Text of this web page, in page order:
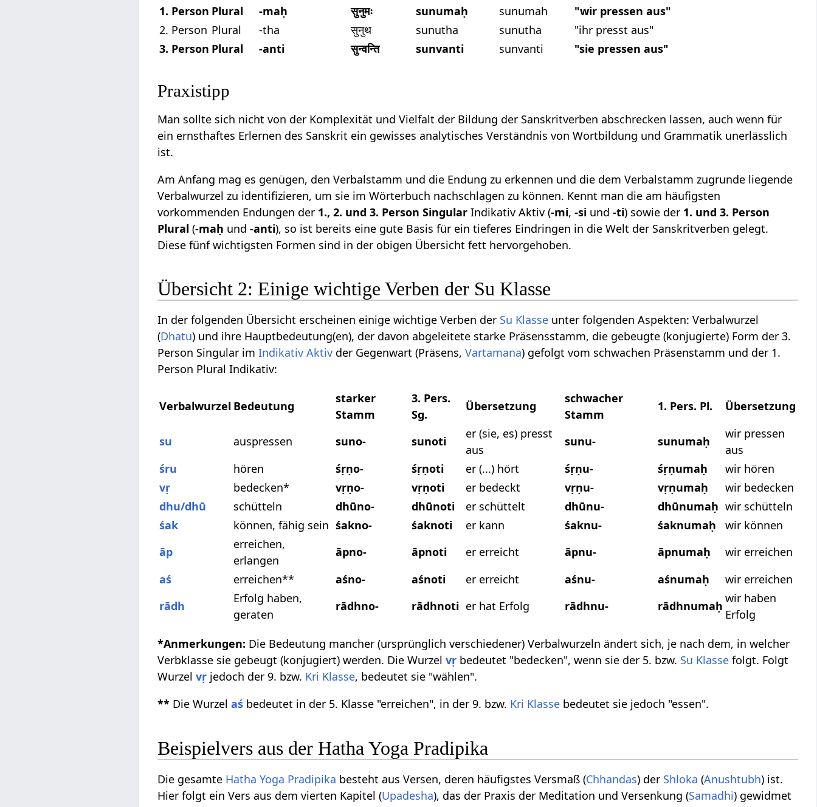
1. Person Plural -maḥ सुनुमः sunumaḥ sunumah
"wir pressen aus"
2. Person Plural -tha सुनुथ sunutha sunutha
"ihr presst aus"
3. Person Plural -anti सुन्वन्ति sunvanti sunvanti "sie pressen aus"
Praxistipp
Man sollte sich nicht von der Komplexität und Vielfalt der Bildung der Sanskritverben abschrecken lassen, auch wenn für
ein ernsthaftes Erlernen des Sanskrit ein gewisses analytisches Verständnis von Wortbildung und Grammatik unerlässlich
ist.
Am Anfang mag es genügen, den Verbalstamm und die Endung zu erkennen und die dem Verbalstamm zugrunde liegende
Verbalwurzel zu identifizieren, um sie im Wörterbuch nachschlagen zu können. Kennt man die am häufigsten
vorkommenden Endungen der 1., 2. und 3. Person Singular Indikativ Aktiv (-mi,-si und-ti) sowie der 1. und 3. Person
Plural (-maḥ und-anti), so ist bereits eine gute Basis für ein tieferes Eindringen in die Welt der Sanskritverben gelegt.
Diese fünf wichtigsten Formen sind in der obigen Übersicht fett hervorgehoben.
Übersicht 2: Einige wichtige Verben der Su Klasse
In der folgenden Übersicht erscheinen einige wichtige Verben der Su Klasse unter folgenden Aspekten: Verbalwurzel
(Dhatu) und ihre Hauptbedeutung(en), der davon abgeleitete starke Präsensstamm, die gebeugte (konjugierte) Form der 3.
Person Singular imIndikativ Aktiv der Gegenwart (Präsens,Vartamana) gefolgt vom schwachen Präsenstamm und der 1.
Person Plural Indikativ:
Verbalwurzel Bedeutung
starker
Stamm
3. Pers.
Sg.
Übersetzung
schwacher
Stamm
1. Pers. Pl. Übersetzung
su auspressen suno- sunoti
er (sie, es) presst
aus
sunu- sunumaḥ
wir pressen
aus
śru
hören śṛṇo- śṛṇoti er (...) hört śṛṇu- śṛṇumaḥ
wir hören
vṛ
bedecken* vṛṇo- vṛṇoti er bedeckt vṛṇu- vṛṇumaḥ
wir bedecken
dhu/dhū
schütteln dhūno- dhūnoti er schüttelt dhūnu- dhūnumaḥ wir schütteln
śak
können, fähig sein śakno- śaknoti er kann śaknu- śaknumaḥ
wir können
āp
erreichen,
erlangen
āpno- āpnoti er erreicht āpnu- āpnumaḥ
wir erreichen
aś
erreichen** aśno- aśnoti er erreicht aśnu- aśnumaḥ
wir erreichen
rādh
Erfolg haben,
geraten
rādhno- rādhnoti er hat Erfolg rādhnu- rādhnumaḥ
wir haben
Erfolg
*Anmerkungen: Die Bedeutung mancher (ursprünglich verschiedener) Verbalwurzeln ändert sich, je nach dem, in welcher
Verbklasse sie gebeugt (konjugiert) werden. Die Wurzelvṛ bedeutet "bedecken", wenn sie der 5. bzw. Su Klasse folgt. Folgt
Wurzelvṛ jedoch der 9. bzw. Kri Klasse, bedeutet sie "wählen".
** Die Wurzelaś bedeutet in der 5. Klasse "erreichen", in der 9. bzw. Kri Klasse bedeutet sie jedoch "essen".
Beispielvers aus der Hatha Yoga Pradipika
Die gesamte Hatha Yoga Pradipika besteht aus Versen, deren häufigstes Versmaß (Chhandas) der Shloka (Anushtubh) ist.
Hier folgt ein Vers aus dem vierten Kapitel (Upadesha), das der Praxis der Meditation und Versenkung (Samadhi) gewidmet